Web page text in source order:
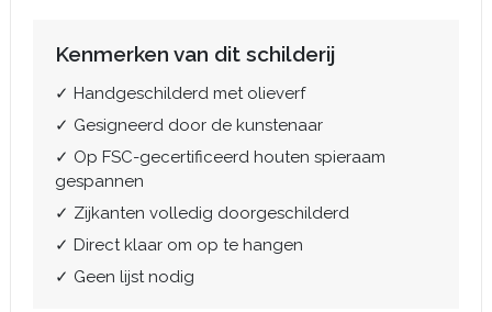
Kenmerken van dit schilderij
✓ Handgeschilderd met olieverf
✓ Gesigneerd door de kunstenaar
✓ Op FSC-gecertificeerd houten spieraam
gespannen
✓ Zijkanten volledig doorgeschilderd
✓ Direct klaar om op te hangen
✓ Geen lijst nodig